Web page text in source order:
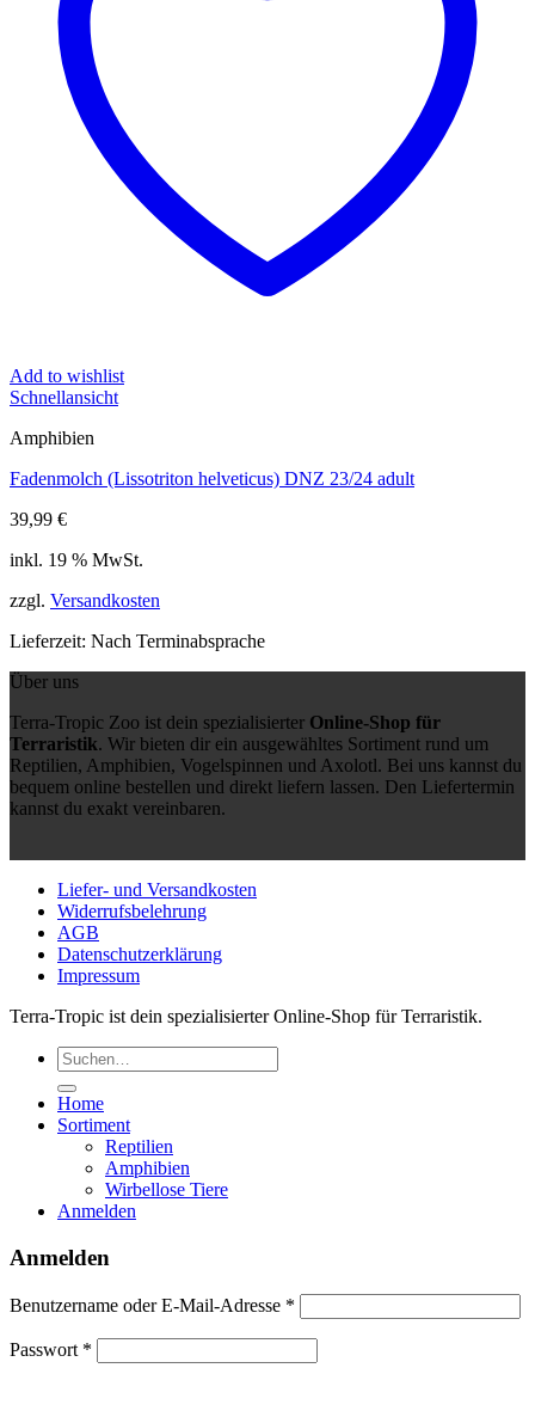
Add to wishlist
Schnellansicht
Amphibien
Fadenmolch (Lissotriton helveticus) DNZ 23/24 adult
39,99 €
inkl. 19 % MwSt.
zzgl. Versandkosten
Lieferzeit: Nach Terminabsprache
Über uns
Terra-Tropic Zoo ist dein spezialisierter Online-Shop für
Terraristik. Wir bieten dir ein ausgewähltes Sortiment rund um
Reptilien, Amphibien, Vogelspinnen und Axolotl. Bei uns kannst du
bequem online bestellen und direkt liefern lassen. Den Liefertermin
kannst du exakt vereinbaren.
Liefer- und Versandkosten
Widerrufsbelehrung
AGB
Datenschutzerklärung
Impressum
Terra-Tropic ist dein spezialisierter Online-Shop für Terraristik.
Suchen
nach:
Home
Sortiment
Reptilien
Amphibien
Wirbellose Tiere
Anmelden
Anmelden
Benutzername oder E-Mail-Adresse *
Passwort *